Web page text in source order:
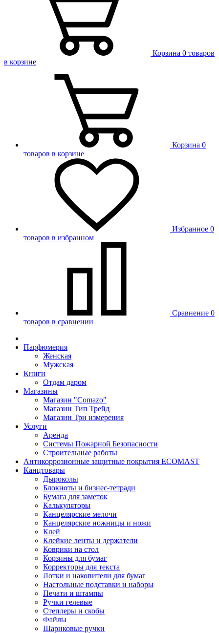
Корзина 0 товаров
в корзине
Корзина 0
товаров в корзине
Избранное 0
товаров в избранном
Сравнение 0
товаров в сравнении
Парфюмерия
Женская
Мужская
Книги
Отдам даром
Магазины
Магазин "Comazo"
Магазин Тип Трейд
Магазин Три измерения
Услуги
Аренда
Системы Пожарной Безопасности
Строительные работы
Антикоррозионные защитные покрытия ECOMAST
Канцтовары
Дыроколы
Блокноты и бизнес-тетради
Бумага для заметок
Калькуляторы
Канцелярские мелочи
Канцелярские ножницы и ножи
Клей
Клейкие ленты и держатели
Коврики на стол
Корзины для бумаг
Корректоры для текста
Лотки и накопители для бумаг
Настольные подставки и наборы
Печати и штампы
Ручки гелевые
Степлеры и скобы
Файлы
Шариковые ручки